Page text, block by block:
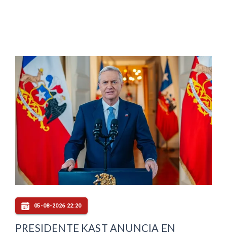
05-08-2026 22:20
PRESIDENTE KAST ANUNCIA EN